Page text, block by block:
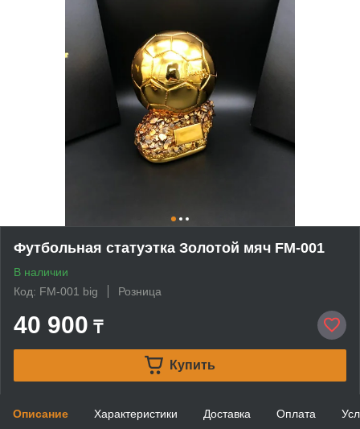
Футбольная статуэтка Золотой мяч FM-001
В наличии
Код: FM-001 big
Розница
40 900 ₸
Купить
Описание Характеристики Доставка Оплата